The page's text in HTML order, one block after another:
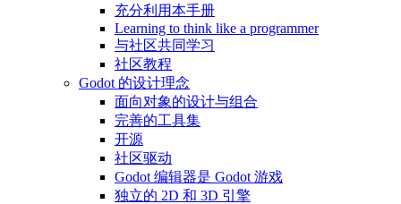
充分利用本手册
Learning to think like a programmer
与社区共同学习
社区教程
Godot 的设计理念
面向对象的设计与组合
完善的工具集
开源
社区驱动
Godot 编辑器是 Godot 游戏
独立的 2D 和 3D 引擎